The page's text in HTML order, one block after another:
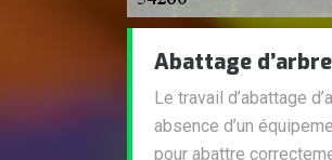
Abattage
Le travail d’abattage
absence d’un
pour abattre